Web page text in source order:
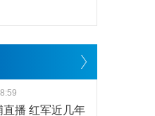
近几年